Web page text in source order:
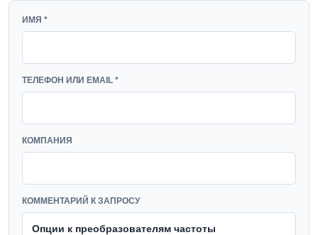
ИМЯ *
ТЕЛЕФОН ИЛИ EMAIL *
КОМПАНИЯ
КОММЕНТАРИЙ К ЗАПРОСУ
WEBSITE